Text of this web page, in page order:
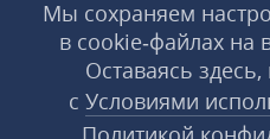
Мы сохраняем
в cookie‑файлах
Оставаясь
с Условиями